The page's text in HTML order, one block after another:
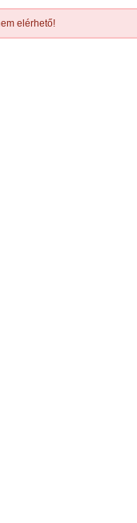
elérhető!